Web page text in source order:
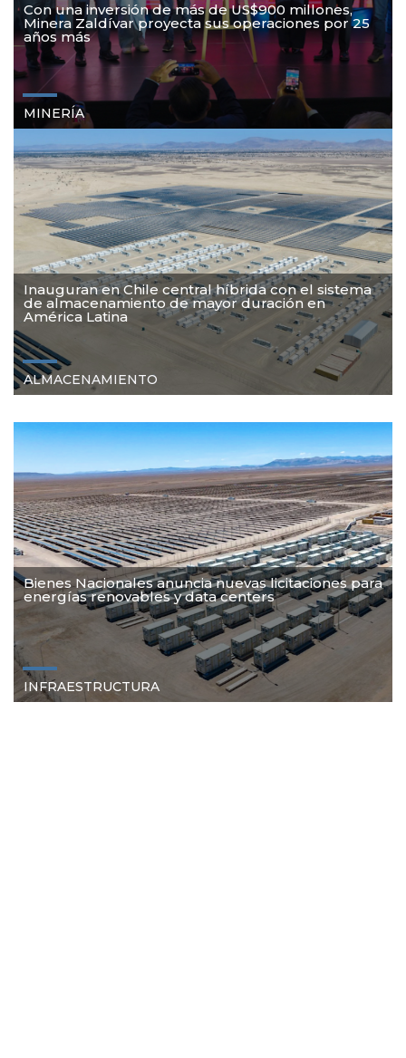
Con una inversión de más de US$900 millones,
Minera Zaldívar proyecta sus operaciones por 25
años más
MINERÍA
Inauguran en Chile central híbrida con el sistema
de almacenamiento de mayor duración en
América Latina
ALMACENAMIENTO
Bienes Nacionales anuncia nuevas licitaciones para
energías renovables y data centers
INFRAESTRUCTURA